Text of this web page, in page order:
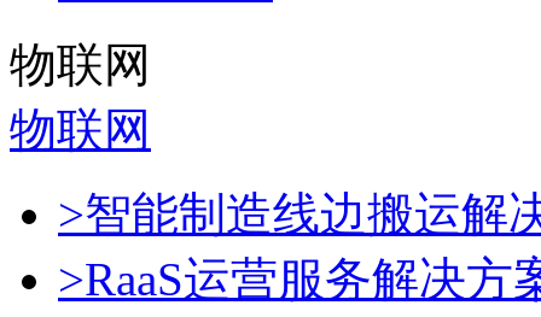
物联网
物联网
>智能制造线边搬运解
>RaaS运营服务解决方